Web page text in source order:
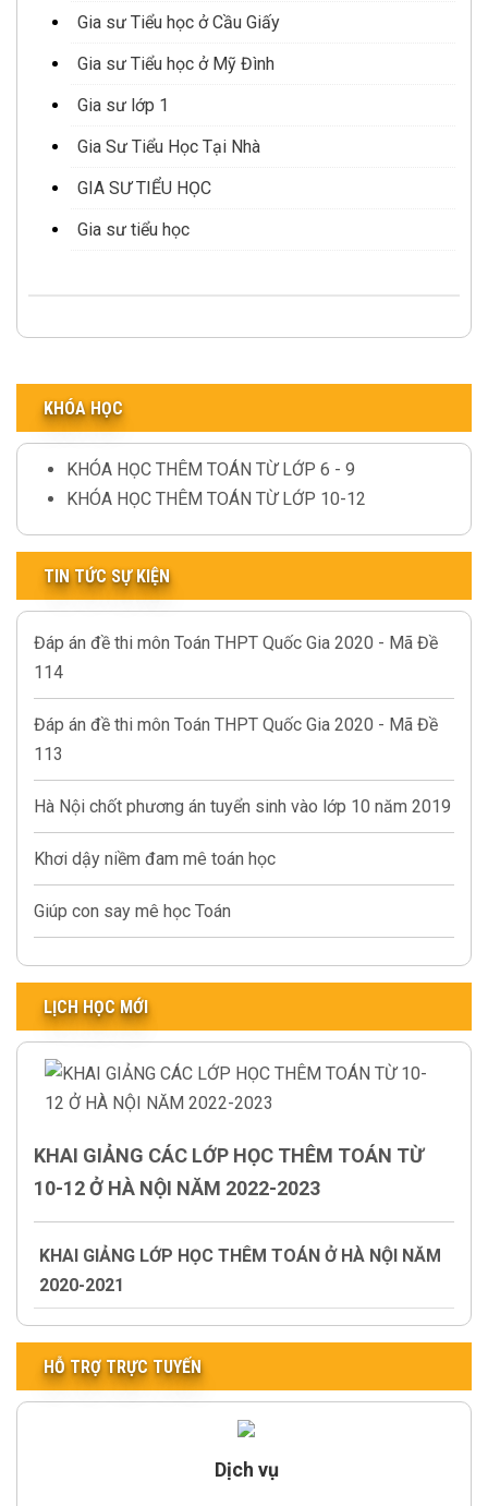
Gia sư Tiểu học ở Cầu Giấy
Gia sư Tiểu học ở Mỹ Đình
Gia sư lớp 1
Gia Sư Tiểu Học Tại Nhà
GIA SƯ TIỂU HỌC
Gia sư tiểu học
KHÓA HỌC
KHÓA HỌC THÊM TOÁN TỪ LỚP 6 - 9
KHÓA HỌC THÊM TOÁN TỪ LỚP 10-12
TIN TỨC SỰ KIỆN
Đáp án đề thi môn Toán THPT Quốc Gia 2020 - Mã Đề
114
Đáp án đề thi môn Toán THPT Quốc Gia 2020 - Mã Đề
113
Hà Nội chốt phương án tuyển sinh vào lớp 10 năm 2019
Khơi dậy niềm đam mê toán học
Giúp con say mê học Toán
LỊCH HỌC MỚI
KHAI GIẢNG CÁC LỚP HỌC THÊM TOÁN TỪ
10-12 Ở HÀ NỘI NĂM 2022-2023
KHAI GIẢNG LỚP HỌC THÊM TOÁN Ở HÀ NỘI NĂM
2020-2021
HỖ TRỢ TRỰC TUYẾN
Dịch vụ